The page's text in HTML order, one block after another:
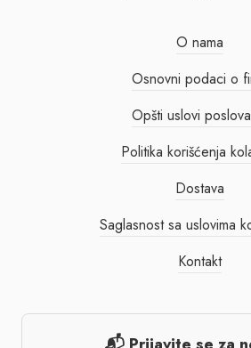
O nama
Osnovni podaci o
Opšti uslovi
Politika korišćenja
Dostava
Saglasnost sa uslovima
Kontakt